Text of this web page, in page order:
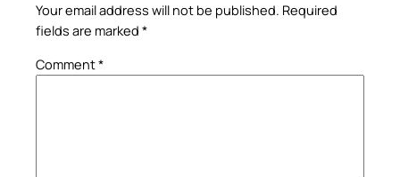
Your email address will not be published. Required
fields are marked *
Comment*